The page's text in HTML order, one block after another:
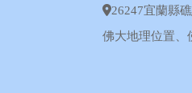
26247宜蘭縣
佛大地理位置 、